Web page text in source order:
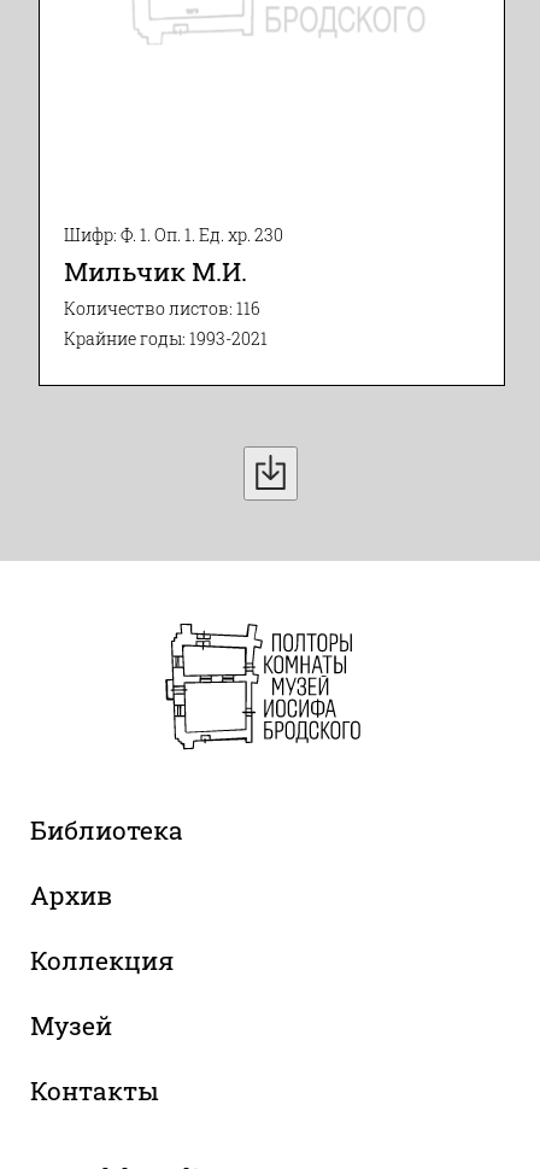
Шифр: Ф. 1. Оп. 1. Ед. хр. 230
Мильчик М.И.
Количество листов: 116
Крайние годы: 1993-2021
Библиотека
Архив
Коллекция
Музей
Контакты